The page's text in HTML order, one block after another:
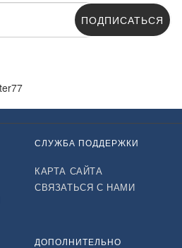
ПОДПИСАТЬСЯ
СЛУЖБА ПОДДЕРЖКИ
КАРТА САЙТА
СВЯЗАТЬСЯ С НАМИ
ДОПОЛНИТЕЛЬНО